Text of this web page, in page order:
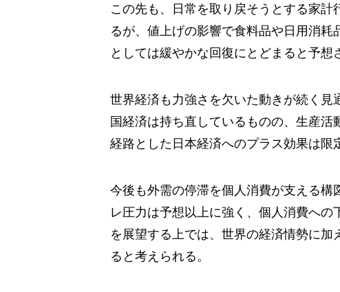
この先も、日常を取り戻そうとする家
るが、値上げの影響で食料品や日用消
としては緩やかな回復にとどまると予想
世界経済も力強さを欠いた動きが続く
国経済は持ち直しているものの、生産
経路とした日本経済へのプラス効果は限
今後も外需の停滞を個人消費が支える
レ圧力は予想以上に強く、個人消費へ
を展望する上では、世界の経済情勢に
ると考えられる。